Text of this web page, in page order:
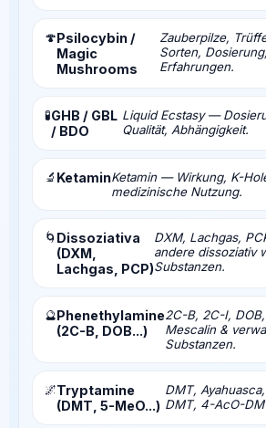
🍄Psilocybin /
Magic
Mushrooms
Zauberpilze,
Sorten, Dosierung,
Erfahrungen.
🧪GHB / GBL
/ BDO
Liquid Ecstasy —
Qualität, Abhängigkeit.
🔬 KetaminKetamin — Wirkung, K-
medizinische Nutzung.
🌀 Dissoziativa
(DXM,
Lachgas, PCP)
DXM, Lachgas,
andere dissoziativ
Substanzen.
🔮Phenethylamine
(2C-B, DOB...)
2C-B, 2C-I, DOB,
Mescalin &
Substanzen.
🌌Tryptamine
(DMT, 5-MeO...)
DMT,
DMT, 4-AcO-